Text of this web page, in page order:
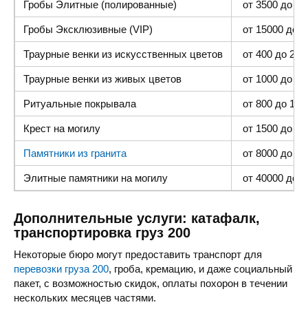
Гробы Элитные (полированные) от 3500 до
Гробы Эксклюзивные (VIP) от 15000 до
Траурные венки из искусственных цветов от 400 до
Траурные венки из живых цветов от 1000 до
Ритуальные покрывала от 800 до
Крест на могилу от 1500 до
Памятники из гранита от 8000 до 25
Элитные памятники на могилу от 40000 до
Дополнительные услуги: катафалк,
транспортировка груз 200
Некоторые бюро могут предоставить транспорт для
перевозки груза 200, гроба, кремацию, и даже социальный
пакет, с возможностью скидок, оплаты похорон в течении
нескольких месяцев частями.